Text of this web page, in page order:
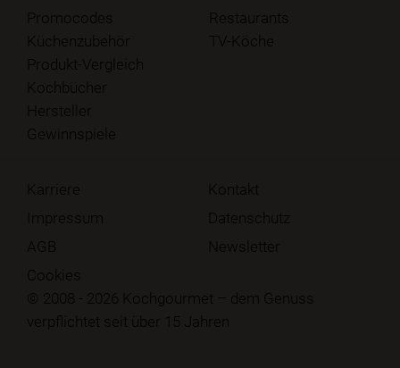
Promocodes
Küchenzubehör
Produkt-Vergleich
Kochbücher
Hersteller
Gewinnspiele
Restaurants
TV-Köche
© 2008 - 2026 Kochgourmet – dem Genuss
verpflichtet seit über 15 Jahren
Karriere
Kontakt
Impressum
Datenschutz
AGB
Newsletter
Cookies